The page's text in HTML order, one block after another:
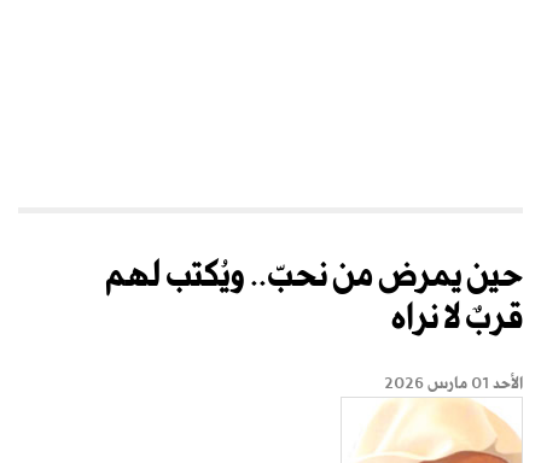
حين يمرض من نحبّ.. ويُكتب لهم
قربٌ لا نراه
الأحد 01 مارس 2026